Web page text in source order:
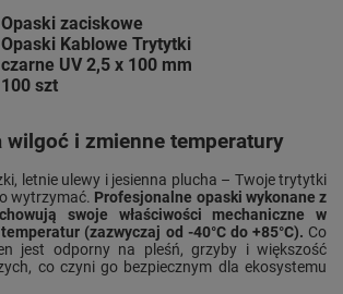
Opaski zaciskowe
Opaski Kablowe Trytytki
czarne UV 2,5 x 100 mm
100 szt
wilgoć i zmienne temperatury
letnie ulewy i jesienna plucha – Twoje trytytki
wytrzymać. Profesjonalne opaski wykonane z
swoje właściwości mechaniczne w
(zazwyczaj od -40°C do +85°C). Co
jest odporny na pleśń, grzyby i większość
co czyni go bezpiecznym dla ekosystemu